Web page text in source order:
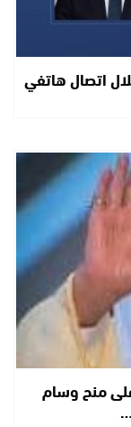
اتصال هاتفي
منح وسام